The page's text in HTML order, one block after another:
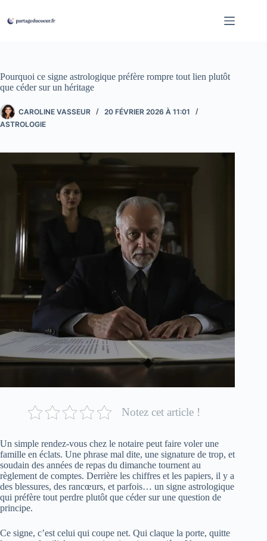
contenu
Pourquoi ce signe astrologique préfère rompre tout lien plutôt
que céder sur un héritage
CAROLINE VASSEUR
20 FÉVRIER 2026 À 11:01
ASTROLOGIE
Notez cet article !
Un simple rendez-vous chez le notaire peut faire voler une
famille en éclats. Une phrase mal dite, une signature de trop, et
soudain des années de repas du dimanche tournent au
règlement de comptes. Derrière les chiffres et les papiers, il y a
des blessures, des rancœurs, et parfois… un signe astrologique
qui préfère tout perdre plutôt que céder sur une question de
principe.
Ce signe, c’est celui qui coupe net. Qui claque la porte, quitte